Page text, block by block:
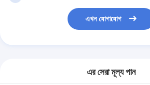
এখন যোগাযোগ
এর সেরা মূল্য পান